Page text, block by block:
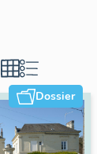
Dossier